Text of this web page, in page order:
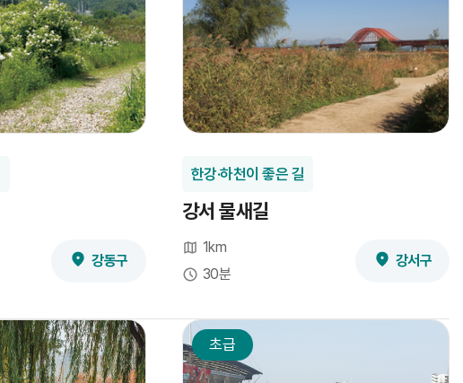
강동구
한강·하천이 좋은 길
강서 물새길
1km
30분
강서구
초급